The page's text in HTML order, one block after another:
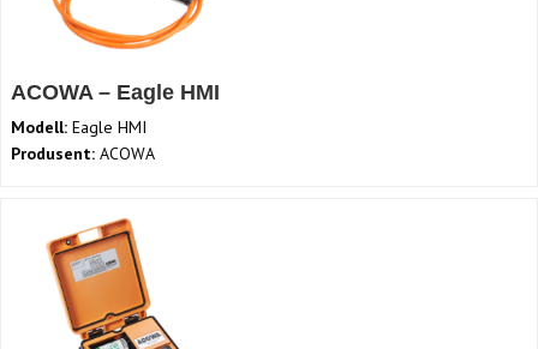
ACOWA – Eagle HMI
Modell: Eagle HMI
Produsent: ACOWA